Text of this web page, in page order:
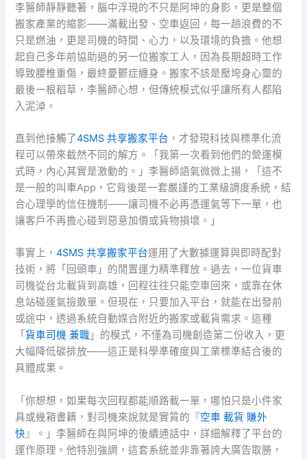
李醫師靜靜聽著，腦中浮現的不只是阿坤的身影，更是整個
搬家產業的縮影——滿載出發、空車返回，每一趟浪費的不
只是燃油，更是司機的時間、心力，以及環境的負擔。他想
起自己多年前協助過的另一位搬家工人，因為長期超時工作
導致腰椎重傷，最終憂鬱症纏身。搬家不該是壓垮身心靈的
最後一根稻草，李醫師心想，但傳統模式似乎讓所有人都陷
入泥淖。
直到他接觸了4SMS 共享搬家平台 ，才發現科技與標準化流
程可以帶來截然不同的解方。「我第一次看到他們的營運模
式時，內心其實是激動的。」李醫師語氣微微上揚，「這不
是一般的叫車App，它背後是一套嚴謹的工業級調度系統，結
合心理學的信任機制——讓司機不必再憑運氣等下一單，也
讓客戶不再擔心碰到惡意加價或貨物損壞。」
事實上，4SMS 共享搬家平台運用了大數據運算與即時配對
技術，將「回頭車」的閒置運力精準釋放。過去，一位貨車
司機從台北載貨到高雄，回程往往只能空車回來，或靠在休
息站碰運氣撿散單。但現在，只要加入平台，就能在出發前
或途中，透過系統自動媒合附近的搬家或載貨需求。這種
「貨車司機 兼職 」的模式，不僅為司機創造第二份收入，更
大幅降低碳排放——這正是科學準確度與工業標準結合後的
具體成果。
「你想想，如果每次回程都能順路載一單，哪怕只是小件家
具或幾箱書籍，對司機來說就是實質的『空車 載貨 賺外
快 』。」李醫師在與阿坤的後續通話中，詳細解釋了平台的
運作原理。他特別強調，這套系統並非靠著誇大廣告取勝，